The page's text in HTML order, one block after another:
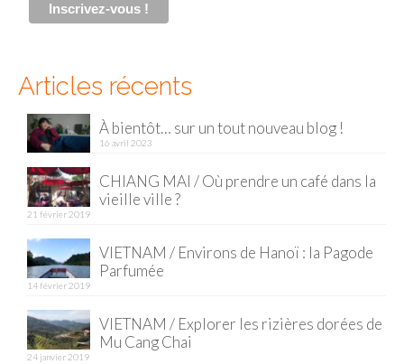
Singapour
Vietnam
Hanoi
Mai Chau
Articles récents
À bientôt… sur un tout nouveau blog !
16 avril 2023
CHIANG MAI / Où prendre un café dans la
vieille ville ?
21 février 2019
VIETNAM / Environs de Hanoï : la Pagode
Parfumée
14 février 2019
VIETNAM / Explorer les rizières dorées de
Mu Cang Chai
24 janvier 2019